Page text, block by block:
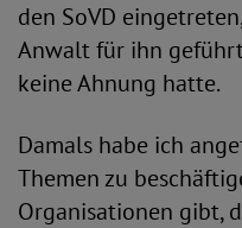
den SoVD
Anwalt für ihn
keine Ahnung hatte.
Damals habe ich
Themen zu
Organisationen gibt,